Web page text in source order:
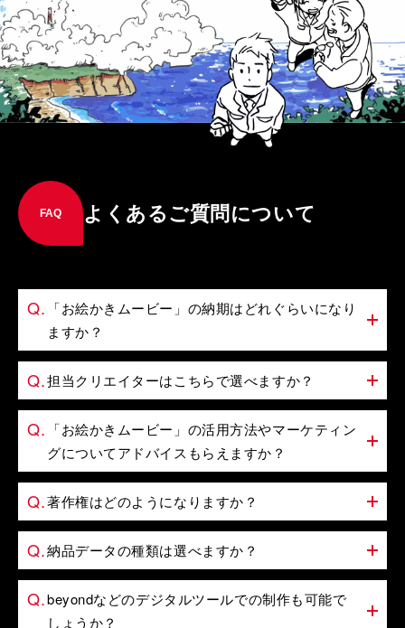
FAQ よくあるご質問について
「お絵かきムービー」の納期はどれぐらいになり
ますか？
担当クリエイターはこちらで選べますか？
「お絵かきムービー」の活用方法やマーケティン
グについてアドバイスもらえますか？
著作権はどのようになりますか？
納品データの種類は選べますか？
beyondなどのデジタルツールでの制作も可能で
しょうか？